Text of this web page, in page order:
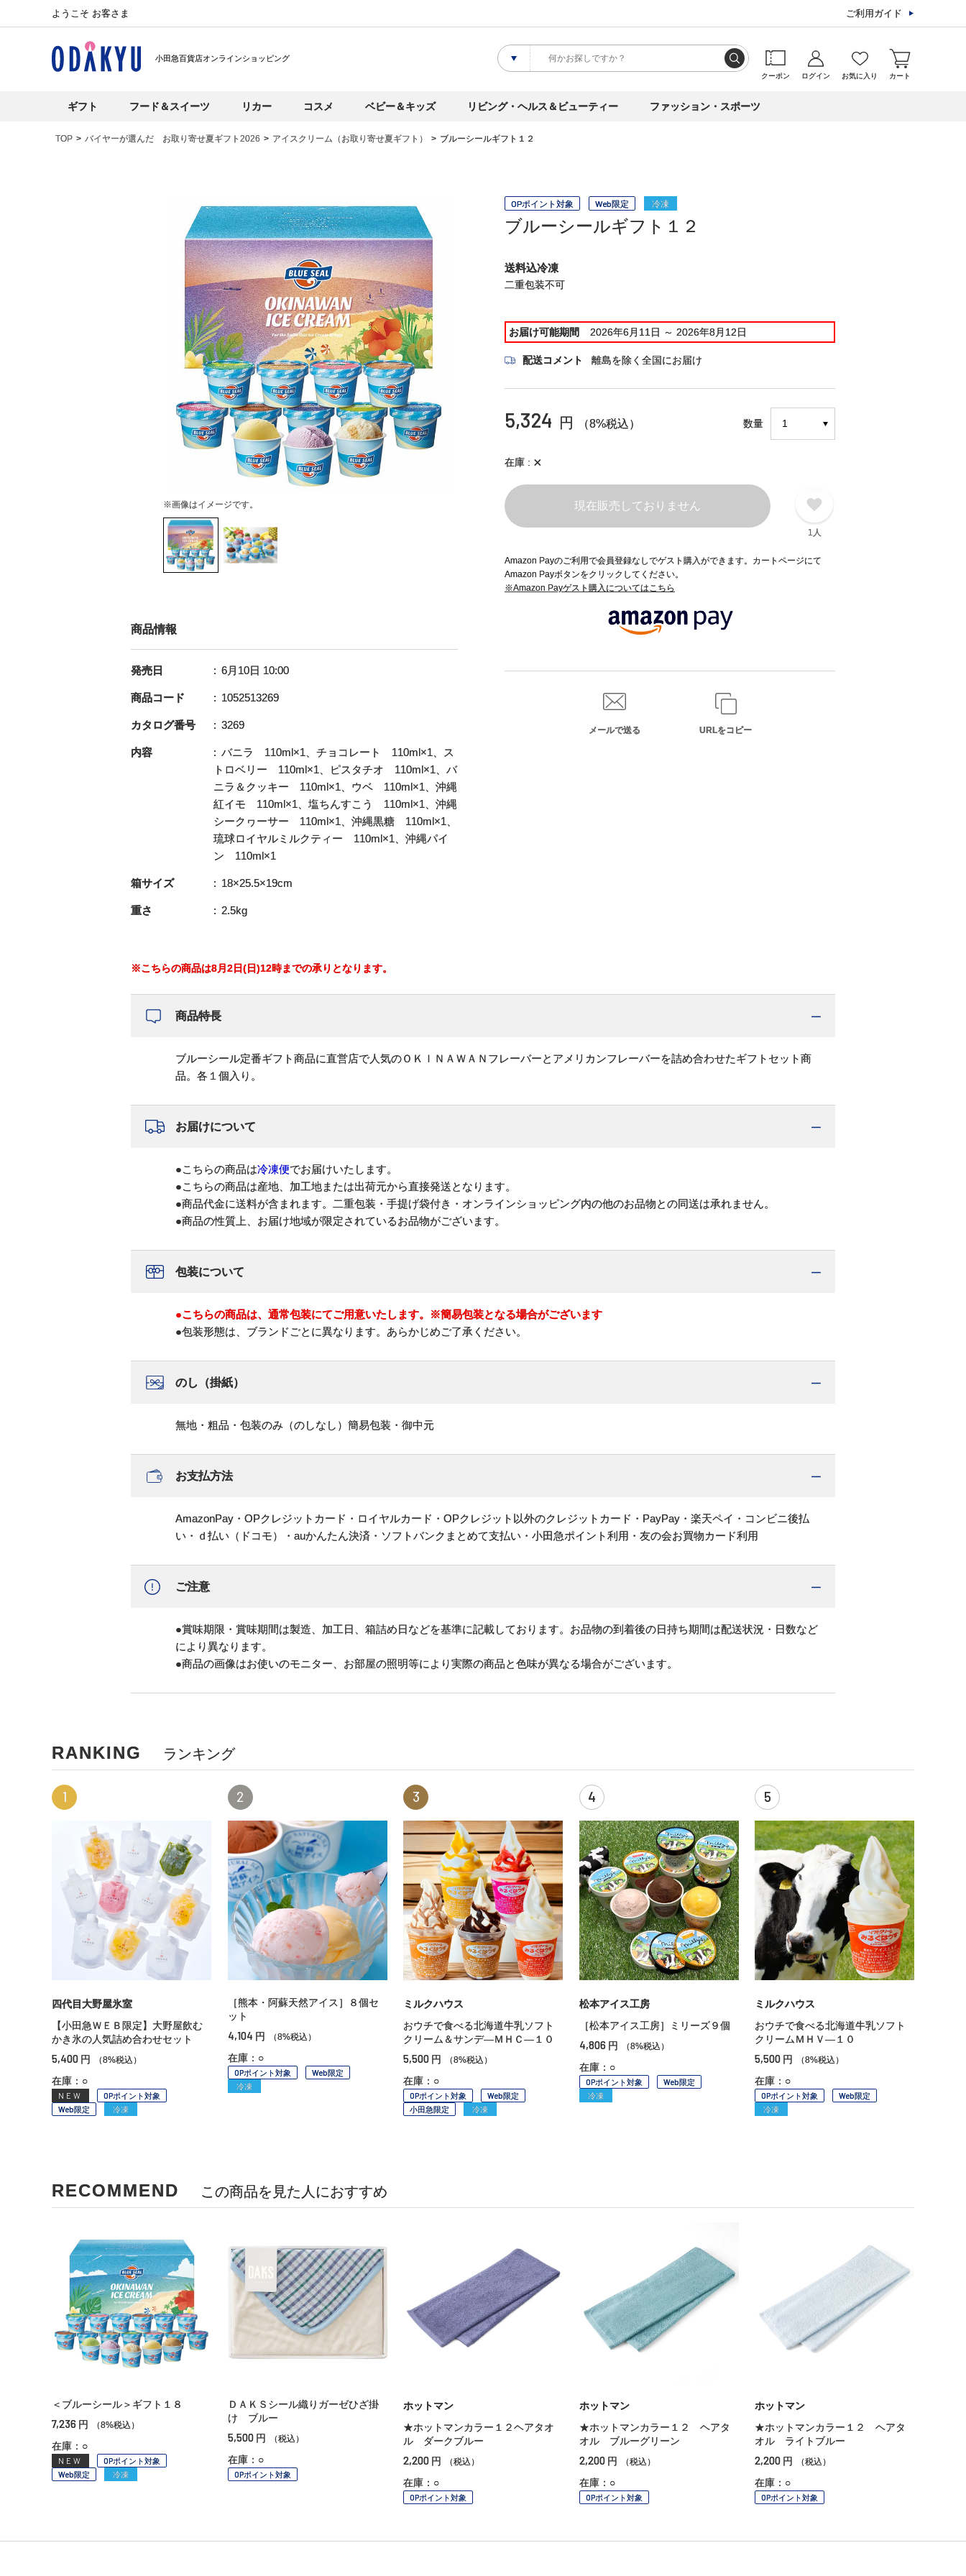
ようこそ お客さま ご利用ガイド
小田急百貨店オンラインショッピング
クーポン ログイン お気に入り カート
ギフト フード＆スイーツ リカー コスメ ベビー＆キッズ リビング・ヘルス＆ビューティー ファッション・スポーツ
TOP バイヤーが選んだ お取り寄せ夏ギフト2026 アイスクリーム（お取り寄せ夏ギフト） ブルーシールギフト１２
※画像はイメージです。
OPポイント対象 Web限定 冷凍
ブルーシールギフト１２
送料込冷凍
二重包装不可
お届け可能期間 2026年6月11日 ～ 2026年8月12日
配送コメント 離島を除く全国にお届け
5,324 円 （8%税込） 数量
在庫 ×
現在販売しておりません
1人
Amazon Payのご利用で会員登録なしでゲスト購入ができます。カートページにて
Amazon Payボタンをクリックしてください。
※Amazon Payゲスト購入についてはこちら
メールで送る URLをコピー
商品情報
発売日 6月10日 10:00
商品コード 1052513269
カタログ番号 3269
内容
バニラ 110ml×1、チョコレート 110ml×1、ス
トロベリー 110ml×1、ピスタチオ 110ml×1、バ
ニラ＆クッキー 110ml×1、ウベ 110ml×1、沖縄
紅イモ 110ml×1、塩ちんすこう 110ml×1、沖縄
シークヮーサー 110ml×1、沖縄黒糖 110ml×1、
琉球ロイヤルミルクティー 110ml×1、沖縄パイ
ン 110ml×1
箱サイズ 18×25.5×19cm
重さ 2.5kg
※こちらの商品は8月2日(日)12時までの承りとなります。
商品特長
ブルーシール定番ギフト商品に直営店で人気のＯＫＩＮＡＷＡＮフレーバーとアメリカンフレーバーを詰め合わせたギフトセット商
品。各１個入り。
お届けについて
●こちらの商品は冷凍便でお届けいたします。
●こちらの商品は産地、加工地または出荷元から直接発送となります。
●商品代金に送料が含まれます。二重包装・手提げ袋付き・オンラインショッピング内の他のお品物との同送は承れません。
●商品の性質上、お届け地域が限定されているお品物がございます。
包装について
●こちらの商品は、通常包装にてご用意いたします。※簡易包装となる場合がございます
●包装形態は、ブランドごとに異なります。あらかじめご了承ください。
のし（掛紙）
無地・粗品・包装のみ（のしなし）簡易包装・御中元
お支払方法
AmazonPay・OPクレジットカード・ロイヤルカード・OPクレジット以外のクレジットカード・PayPay・楽天ペイ・コンビニ後払
い・ｄ払い（ドコモ）・auかんたん決済・ソフトバンクまとめて支払い・小田急ポイント利用・友の会お買物カード利用
ご注意
●賞味期限・賞味期間は製造、加工日、箱詰め日などを基準に記載しております。お品物の到着後の日持ち期間は配送状況・日数など
により異なります。
●商品の画像はお使いのモニター、お部屋の照明等により実際の商品と色味が異なる場合がございます。
RANKING ランキング
1
四代目大野屋氷室
【小田急ＷＥＢ限定】大野屋飲む
かき氷の人気詰め合わせセット
5,400 円 （8%税込）
在庫：○
NEW
OPポイント対象
Web限定
冷凍
2
［熊本・阿蘇天然アイス］８個セ
ット
4,104 円 （8%税込）
在庫：○
OPポイント対象
Web限定
冷凍
3
ミルクハウス
おウチで食べる北海道牛乳ソフト
クリーム＆サンデ—ＭＨＣ—１０
5,500 円 （8%税込）
在庫：○
OPポイント対象
Web限定
小田急限定
冷凍
4
松本アイス工房
［松本アイス工房］ミリーズ９個
4,806 円 （8%税込）
在庫：○
OPポイント対象
Web限定
冷凍
5
ミルクハウス
おウチで食べる北海道牛乳ソフト
クリームＭＨＶ—１０
5,500 円 （8%税込）
在庫：○
OPポイント対象
Web限定
冷凍
RECOMMEND この商品を見た人におすすめ
＜ブルーシール＞ギフト１８
7,236 円 （8%税込）
在庫：○
NEW
OPポイント対象
Web限定
冷凍
ＤＡＫＳシール織りガーゼひざ掛
け ブルー
5,500 円 （税込）
在庫：○
OPポイント対象
ホットマン
★ホットマンカラー１２ヘアタオ
ル ダークブルー
2,200 円 （税込）
在庫：○
OPポイント対象
ホットマン
★ホットマンカラー１２ ヘアタ
オル ブルーグリーン
2,200 円 （税込）
在庫：○
OPポイント対象
ホットマン
★ホットマンカラー１２ ヘアタ
オル ライトブルー
2,200 円 （税込）
在庫：○
OPポイント対象